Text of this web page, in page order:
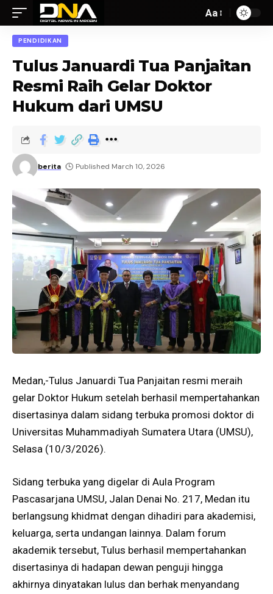
Aa
PENDIDIKAN
Tulus Januardi Tua Panjaitan
Resmi Raih Gelar Doktor
Hukum dari UMSU
berita Published March 10, 2026
Medan,-Tulus Januardi Tua Panjaitan resmi meraih
gelar Doktor Hukum setelah berhasil mempertahankan
disertasinya dalam sidang terbuka promosi doktor di
Universitas Muhammadiyah Sumatera Utara (UMSU),
Selasa (10/3/2026).
Sidang terbuka yang digelar di Aula Program
Pascasarjana UMSU, Jalan Denai No. 217, Medan itu
berlangsung khidmat dengan dihadiri para akademisi,
keluarga, serta undangan lainnya. Dalam forum
akademik tersebut, Tulus berhasil mempertahankan
disertasinya di hadapan dewan penguji hingga
akhirnya dinyatakan lulus dan berhak menyandang